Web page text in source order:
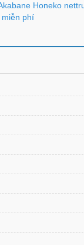
Honeko
miễn phí